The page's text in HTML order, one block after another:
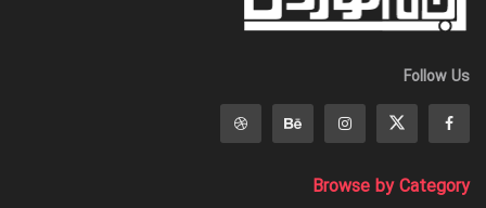
Follow Us
Browse by Category